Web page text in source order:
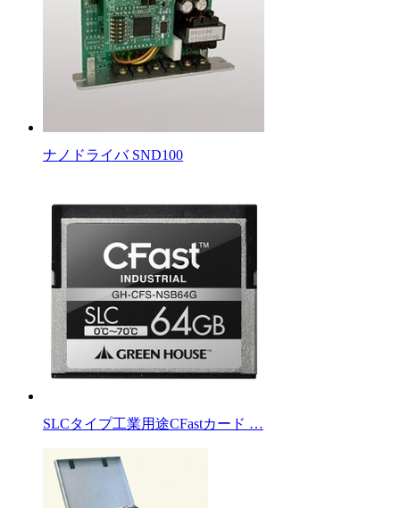
ナノドライバ SND100
SLCタイプ工業用途CFastカード …